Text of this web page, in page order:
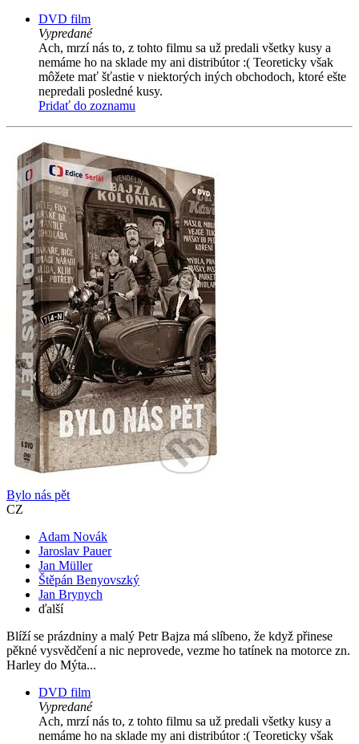
DVD film
Vypredané
Ach, mrzí nás to, z tohto filmu sa už predali všetky kusy a
nemáme ho na sklade my ani distribútor :( Teoreticky však
môžete mať šťastie v niektorých iných obchodoch, ktoré ešte
nepredali posledné kusy.
Pridať do zoznamu
Bylo nás pět
CZ
Adam Novák
Jaroslav Pauer
Jan Müller
Štěpán Benyovszký
Jan Brynych
ďalší
Blíží se prázdniny a malý Petr Bajza má slíbeno, že když přinese
pěkné vysvědčení a nic neprovede, vezme ho tatínek na motorce zn.
Harley do Mýta...
DVD film
Vypredané
Ach, mrzí nás to, z tohto filmu sa už predali všetky kusy a
nemáme ho na sklade my ani distribútor :( Teoreticky však